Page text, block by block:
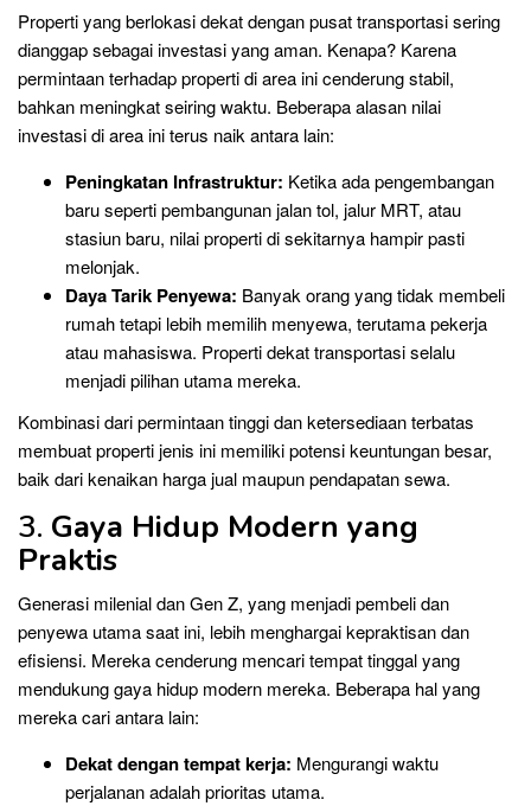
Properti yang berlokasi dekat dengan pusat transportasi sering
dianggap sebagai investasi yang aman. Kenapa? Karena
permintaan terhadap properti di area ini cenderung stabil,
bahkan meningkat seiring waktu. Beberapa alasan nilai
investasi di area ini terus naik antara lain:
Peningkatan Infrastruktur: Ketika ada pengembangan
baru seperti pembangunan jalan tol, jalur MRT, atau
stasiun baru, nilai properti di sekitarnya hampir pasti
melonjak.
Daya Tarik Penyewa: Banyak orang yang tidak membeli
rumah tetapi lebih memilih menyewa, terutama pekerja
atau mahasiswa. Properti dekat transportasi selalu
menjadi pilihan utama mereka.
Kombinasi dari permintaan tinggi dan ketersediaan terbatas
membuat properti jenis ini memiliki potensi keuntungan besar,
baik dari kenaikan harga jual maupun pendapatan sewa.
3. Gaya Hidup Modern yang
Praktis
Generasi milenial dan Gen Z, yang menjadi pembeli dan
penyewa utama saat ini, lebih menghargai kepraktisan dan
efisiensi. Mereka cenderung mencari tempat tinggal yang
mendukung gaya hidup modern mereka. Beberapa hal yang
mereka cari antara lain:
Dekat dengan tempat kerja: Mengurangi waktu
perjalanan adalah prioritas utama.